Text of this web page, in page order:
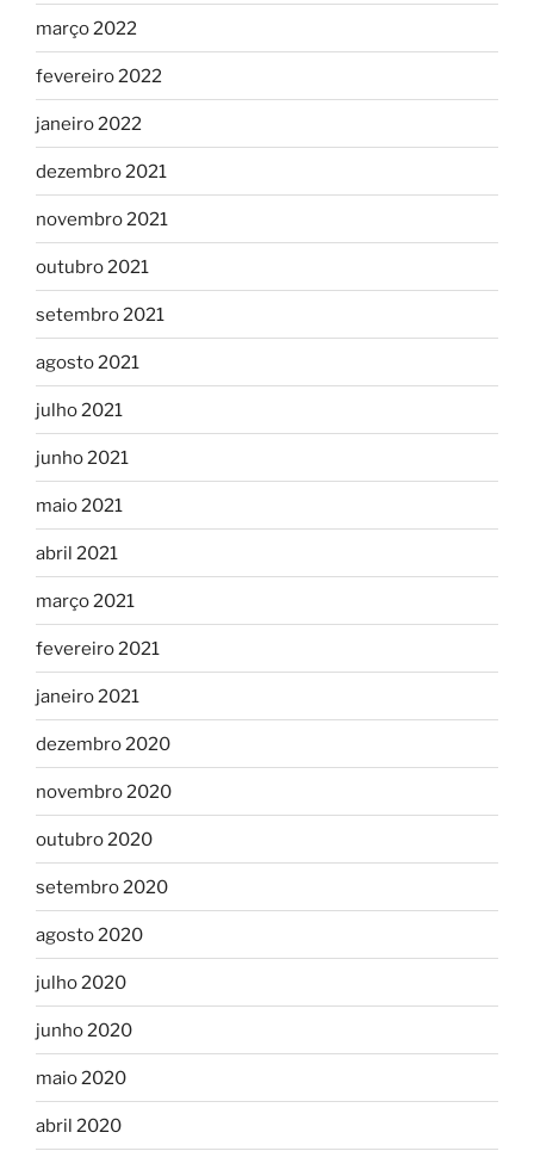
março 2022
fevereiro 2022
janeiro 2022
dezembro 2021
novembro 2021
outubro 2021
setembro 2021
agosto 2021
julho 2021
junho 2021
maio 2021
abril 2021
março 2021
fevereiro 2021
janeiro 2021
dezembro 2020
novembro 2020
outubro 2020
setembro 2020
agosto 2020
julho 2020
junho 2020
maio 2020
abril 2020